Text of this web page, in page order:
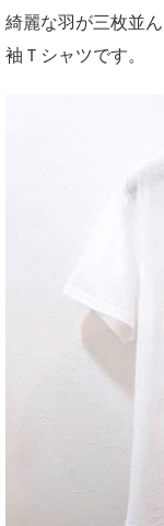
綺麗な羽が三枚並
袖Ｔシャツです。